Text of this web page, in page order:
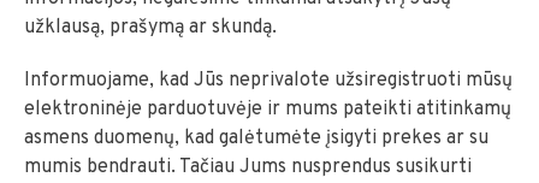
užklausą, prašymą ar skundą.
Informuojame, kad Jūs neprivalote užsiregistruoti mūsų
elektroninėje parduotuvėje ir mums pateikti atitinkamų
asmens duomenų, kad galėtumėte įsigyti prekes ar su
mumis bendrauti. Tačiau Jums nusprendus susikurti